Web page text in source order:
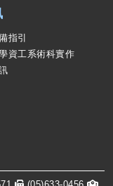
指引
資工系術科實作